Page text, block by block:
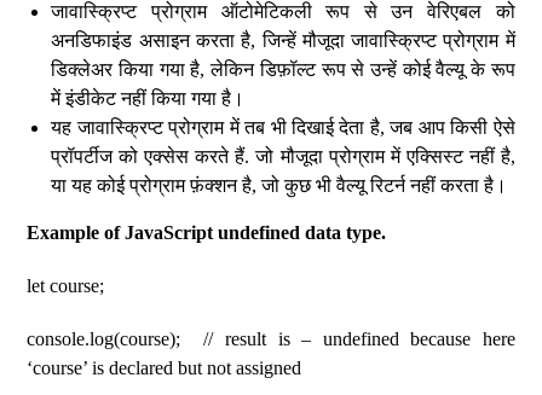
जावास्क्रिप्ट प्रोग्राम ऑटोमेटिकली रूप से उन वेरिएबल को
अनडिफाइंड असाइन करता है, जिन्हें मौजूदा जावास्क्रिप्ट प्रोग्राम में
डिक्लेअर किया गया है, लेकिन डिफ़ॉल्ट रूप से उन्हें कोई वैल्यू के रूप
में इंडीकेट नहीं किया गया है।
यह जावास्क्रिप्ट प्रोग्राम में तब भी दिखाई देता है, जब आप किसी ऐसे
प्रॉपर्टीज को एक्सेस करते हैं. जो मौजूदा प्रोग्राम में एक्सिस्ट नहीं है,
या यह कोई प्रोग्राम फ़ंक्शन है, जो कुछ भी वैल्यू रिटर्न नहीं करता है।
Example of JavaScript undefined data type.
let course;
console.log(course); // result is – undefined because here
‘course’ is declared but not assigned